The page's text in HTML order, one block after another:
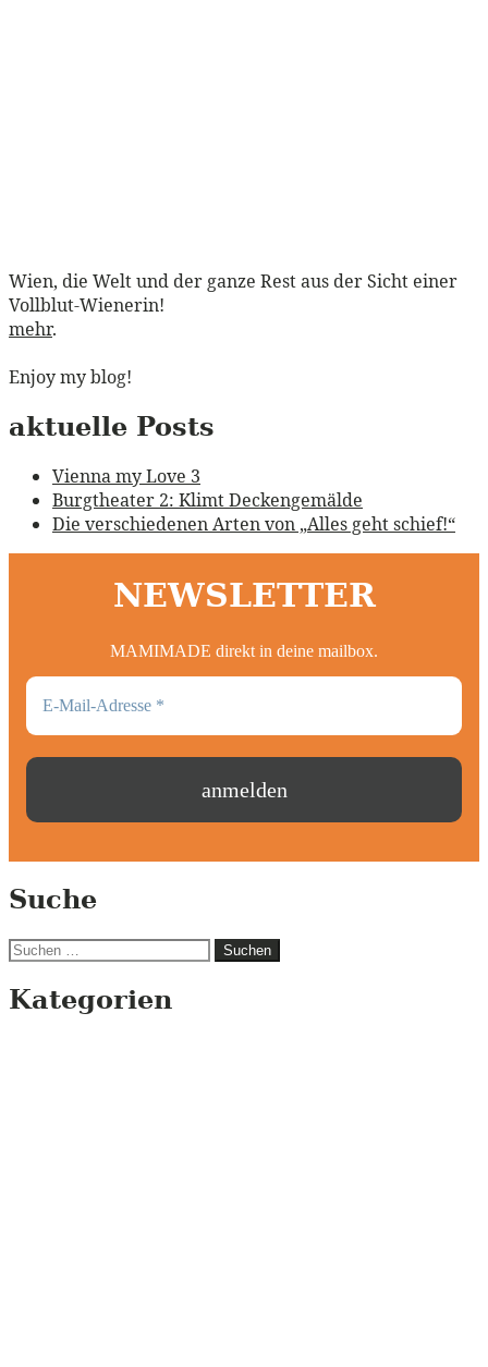
Wien, die Welt und der ganze Rest aus der Sicht einer
Vollblut-Wienerin!
mehr.
Enjoy my blog!
aktuelle Posts
Vienna my Love 3
Burgtheater 2: Klimt Deckengemälde
Die verschiedenen Arten von „Alles geht schief!“
NEWSLETTER
MAMIMADE direkt in deine mailbox.
Suche
Suchen
Kategorien